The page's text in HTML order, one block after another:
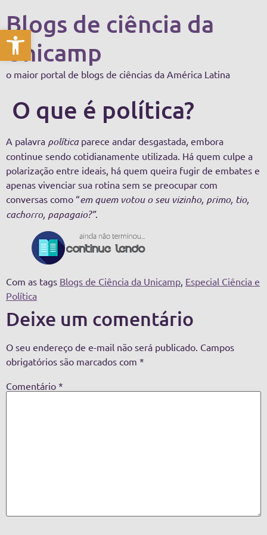
Abrir a barra de ferramentas
Blogs de ciência da
Unicamp
o maior portal de blogs de ciências da América Latina
O que é política?
A palavra políticaparece andar desgastada, embora
continue sendo cotidianamente utilizada. Há quem culpe a
polarização entre ideais, há quem queira fugir de embates e
apenas vivenciar sua rotina sem se preocupar com
conversas como “em quem votou o seu vizinho, primo, tio,
cachorro, papagaio?”.
Com as tags Blogs de Ciência da Unicamp, Especial Ciência e
Política
Deixe um comentário
O seu endereço de e-mail não será publicado. Campos
obrigatórios são marcados com *
Comentário *